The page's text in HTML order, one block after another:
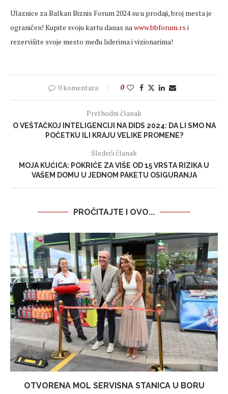
Ulaznice za Balkan Biznis Forum 2024 su u prodaji, broj mesta je
ograničen! Kupite svoju kartu danas nawww.bbforum.rs i
rezervišite svoje mesto među liderima i vizionarima!
0 komentara 0
Prethodni članak
O VEŠTAČKOJ INTELIGENCIJI NA DIDS 2024: DA LI SMO NA
POČETKU ILI KRAJU VELIKE PROMENE?
Sledeći članak
MOJA KUĆICA: POKRIĆE ZA VIŠE OD 15 VRSTA RIZIKA U
VAŠEM DOMU U JEDNOM PAKETU OSIGURANJA
PROČITAJTE I OVO...
OTVORENA MOL SERVISNA STANICA U BORU